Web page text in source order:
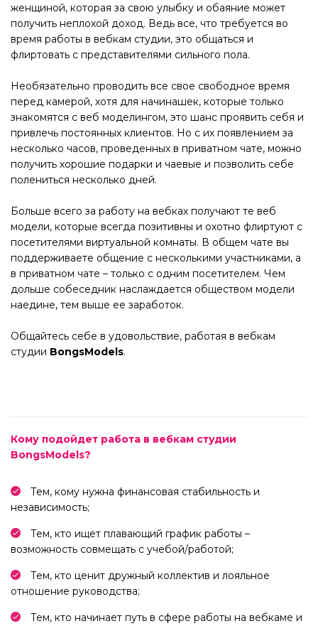
женщиной, которая за свою улыбку и обаяние может
получить неплохой доход. Ведь все, что требуется во
время работы в вебкам студии, это общаться и
флиртовать с представителями сильного пола.
Необязательно проводить все свое свободное время
перед камерой, хотя для начинашек, которые только
знакомятся с веб моделингом, это шанс проявить себя и
привлечь постоянных клиентов. Но с их появлением за
несколько часов, проведенных в приватном чате, можно
получить хорошие подарки и чаевые и позволить себе
полениться несколько дней.
Больше всего за работу на вебках получают те веб
модели, которые всегда позитивны и охотно флиртуют с
посетителями виртуальной комнаты. В общем чате вы
поддерживаете общение с несколькими участниками, а
в приватном чате – только с одним посетителем. Чем
дольше собеседник наслаждается обществом модели
наедине, тем выше ее заработок.
Общайтесь себе в удовольствие, работая в вебкам
студии BongsModels.
Кому подойдет работа в вебкам студии
BongsModels?
Тем, кому нужна финансовая стабильность и
независимость;
Тем, кто ищет плавающий график работы –
возможность совмещать с учебой/работой;
Тем, кто ценит дружный коллектив и лояльное
отношение руководства;
Тем, кто начинает путь в сфере работы на вебкаме и